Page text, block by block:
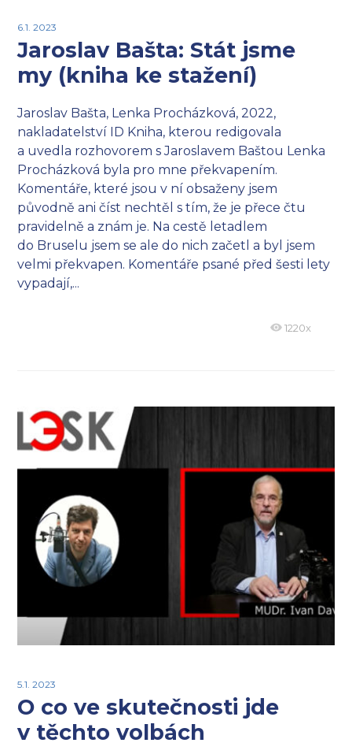
6.1. 2023
Jaroslav Bašta: Stát jsme
my (kniha ke stažení)
Jaroslav Bašta, Lenka Procházková, 2022,
nakladatelství ID Kniha, kterou redigovala
a uvedla rozhovorem s Jaroslavem Baštou Lenka
Procházková byla pro mne překvapením.
Komentáře, které jsou v ní obsaženy jsem
původně ani číst nechtěl s tím, že je přece čtu
pravidelně a znám je. Na cestě letadlem
do Bruselu jsem se ale do nich začetl a byl jsem
velmi překvapen. Komentáře psané před šesti lety
vypadají,...
1220x
5.1. 2023
O co ve skutečnosti jde
v těchto volbách